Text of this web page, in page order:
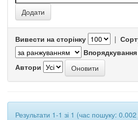
Вивести на сторінку |
Впорядкування
Автори
Результати 1-1 зі 1 (час пошуку: